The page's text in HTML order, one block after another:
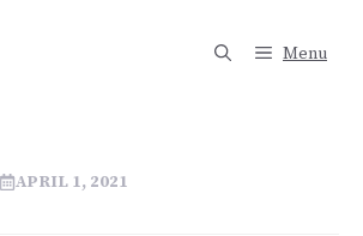
Menu
APRIL 1, 2021